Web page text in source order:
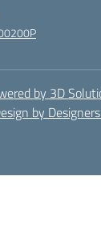
by 3D
by